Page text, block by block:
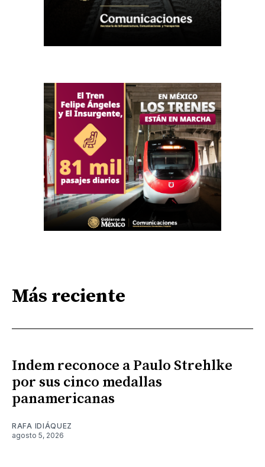
Más reciente
Indem reconoce a Paulo Strehlke
por sus cinco medallas
panamericanas
RAFA IDIÁQUEZ
agosto 5, 2026